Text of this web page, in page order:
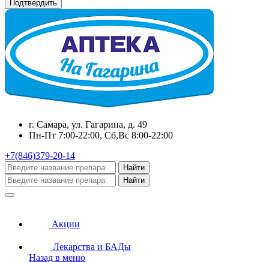
г. Самара, ул. Гагарина, д. 49
Пн-Пт 7:00-22:00, Сб,Вс 8:00-22:00
+7(846)379-20-14
Найти
Найти
Акции
Лекарства и БАДы
Назад в меню